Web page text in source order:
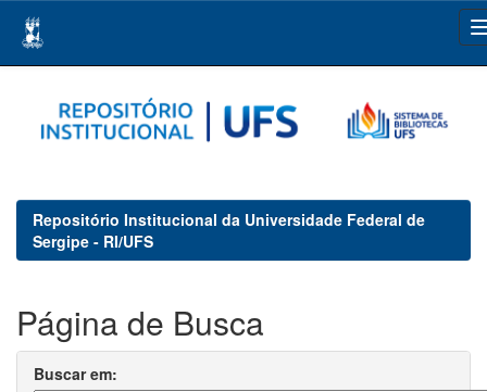
navigation
Repositório Institucional da Universidade Federal de
Sergipe - RI/UFS
Página de Busca
Buscar em: